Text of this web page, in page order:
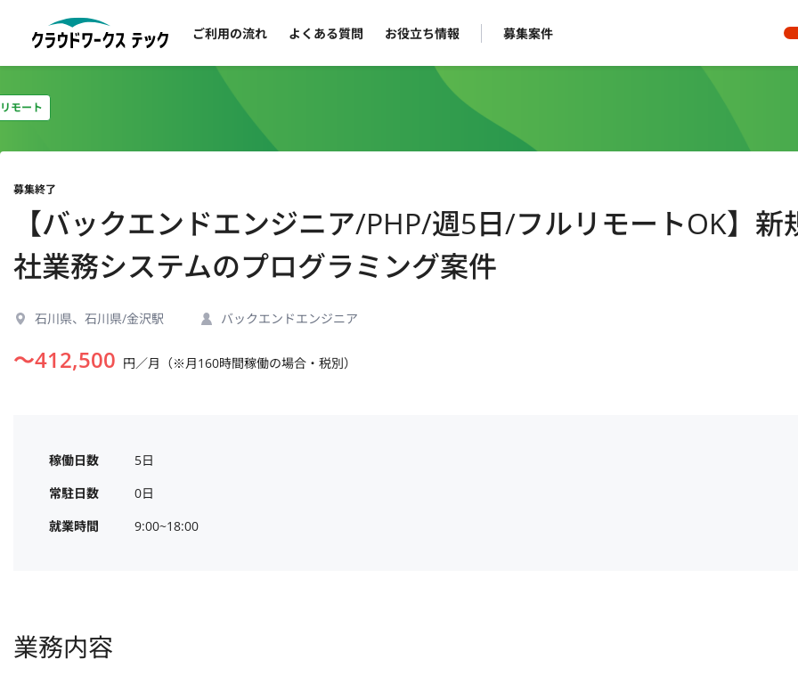
ご利用の流れ よくある質問 お役立ち情報 募集案件
モート
募集終了
【バックエンドエンジニア/PHP/週5日/フルリモートOK】新
社業務システムのプログラミング案件
石川県、石川県/金沢駅 バックエンドエンジニア
〜412,500 円／月（※月160時間稼働の場合・税別）
稼働日数
5日
常駐日数
0日
就業時間
9:00~18:00
業務内容